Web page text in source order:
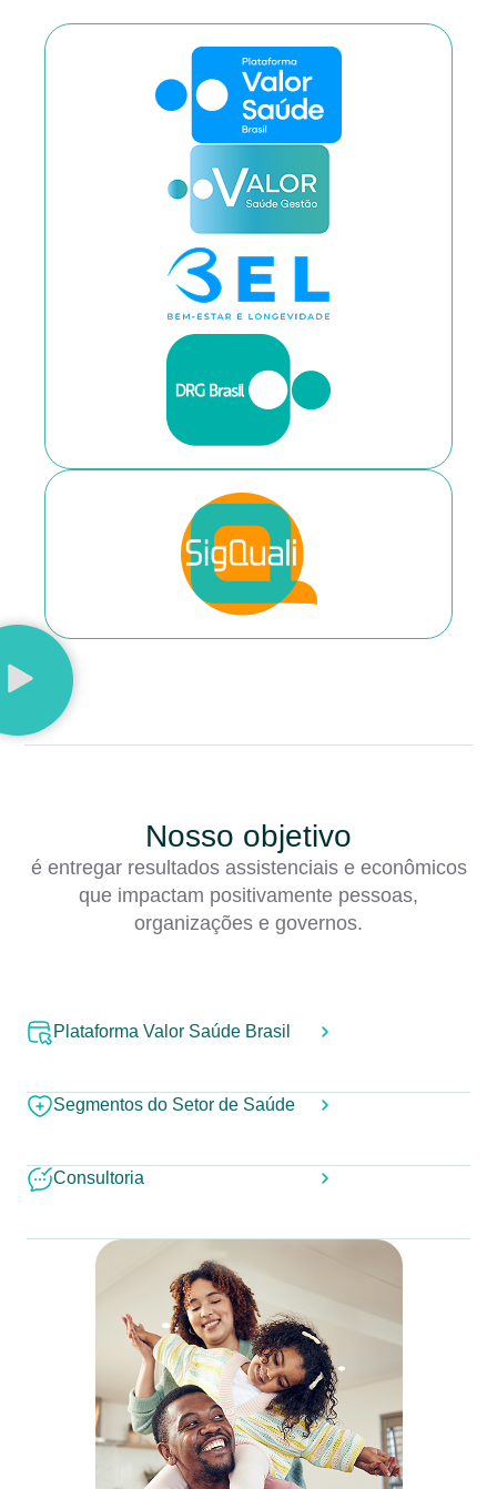
Nosso objetivo
é entregar resultados assistenciais e econômicos
que impactam positivamente pessoas,
organizações e governos.
Plataforma Valor Saúde Brasil
Segmentos do Setor de Saúde
Consultoria